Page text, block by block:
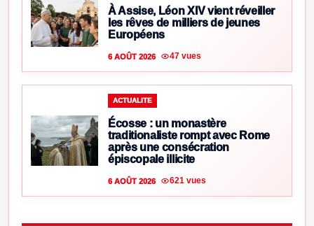
À Assise, Léon XIV vient réveiller
les rêves de milliers de jeunes
Européens
6 AOÛT 2026 47 vues
ACTUALITE
Écosse : un monastère
traditionaliste rompt avec Rome
après une consécration
épiscopale illicite
6 AOÛT 2026 621 vues